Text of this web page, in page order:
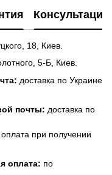
Консультация
18, Киев.
5-Б, Киев.
доставка по Украине
почты: доставка по
оплата при получении
оплата: по